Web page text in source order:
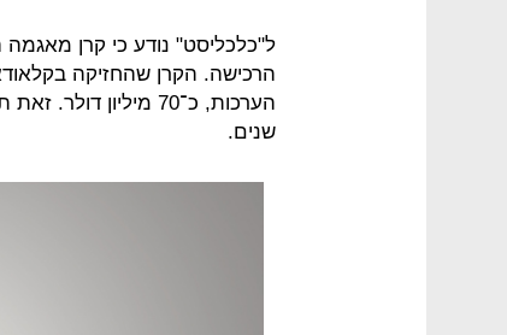
ל"כלכליסט" נודע כי קרן
שנים.